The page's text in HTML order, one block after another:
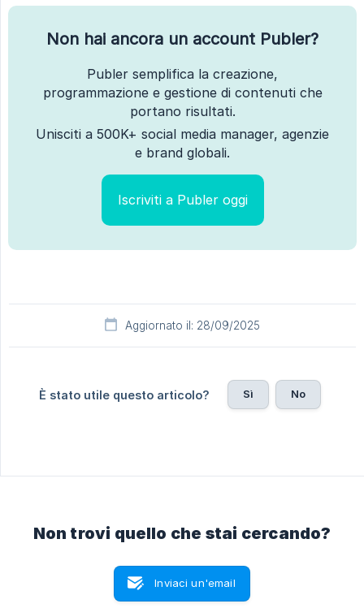
Non hai ancora un account Publer?
Publer semplifica la creazione,
programmazione e gestione di contenuti che
portano risultati.
Unisciti a 500K+ social media manager, agenzie
e brand globali.
Iscriviti a Publer oggi
Aggiornato il: 28/09/2025
È stato utile questo articolo? Sì No
Non trovi quello che stai cercando?
Inviaci un'email